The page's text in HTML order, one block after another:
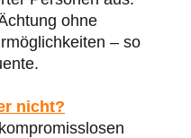
ohne
– so
nicht?